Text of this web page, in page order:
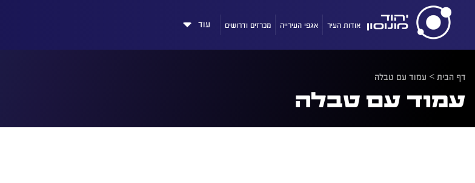
אודות העיר אגפי העירייה מכרזים ודרושים עוד
דף הבית> עמוד עם טבלה
עמוד עם טבלה